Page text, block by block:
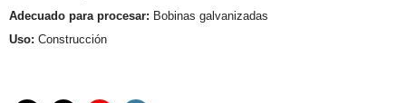
Adecuado para procesar: Bobinas galvanizadas
Uso: Construcción